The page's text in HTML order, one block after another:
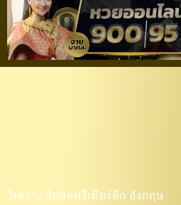
วิเคราะห์บอลพรีเมียร์ลีก อังกฤษ